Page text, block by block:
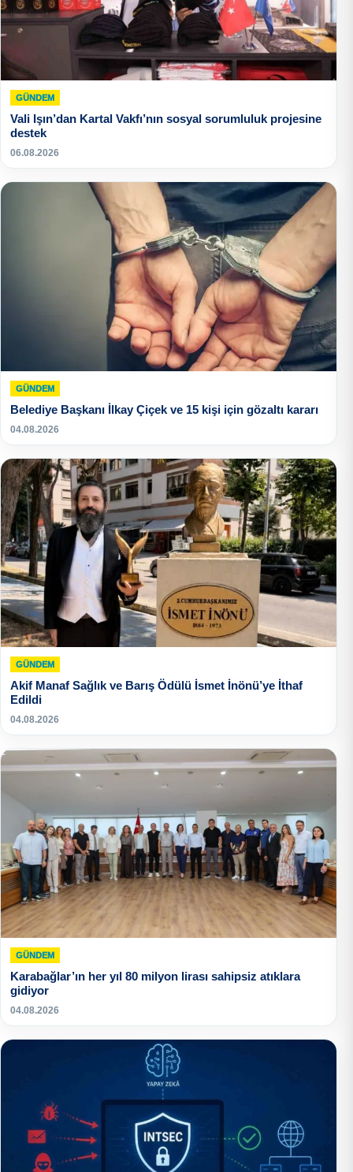
GÜNDEM
Vali Işın’dan Kartal Vakfı’nın sosyal sorumluluk projesine
destek
06.08.2026
GÜNDEM
Belediye Başkanı İlkay Çiçek ve 15 kişi için gözaltı kararı
04.08.2026
GÜNDEM
Akif Manaf Sağlık ve Barış Ödülü İsmet İnönü’ye İthaf
Edildi
04.08.2026
GÜNDEM
Karabağlar’ın her yıl 80 milyon lirası sahipsiz atıklara
gidiyor
04.08.2026